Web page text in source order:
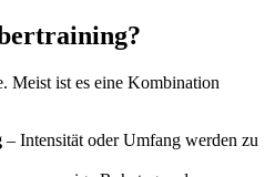
Meist ist es eine Kombination
– Intensität oder Umfang werden zu